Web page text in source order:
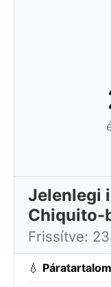
Jelenlegi
Chiquito-
Frissítve:
💧